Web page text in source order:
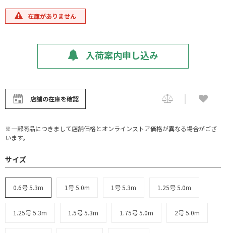
在庫がありません
入荷案内申し込み
店舗の在庫を確認
※一部商品につきまして店舗価格とオンラインストア価格が異なる場合がござ
います。
サイズ
0.6号 5.3m 1号 5.0m 1号 5.3m 1.25号 5.0m
1.25号 5.3m 1.5号 5.3m 1.75号 5.0m 2号 5.0m